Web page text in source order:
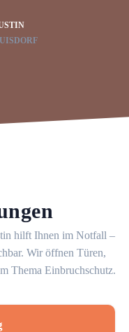
hilft Ihnen im Notfall –
Wir öffnen Türen,
Thema Einbruchschutz.